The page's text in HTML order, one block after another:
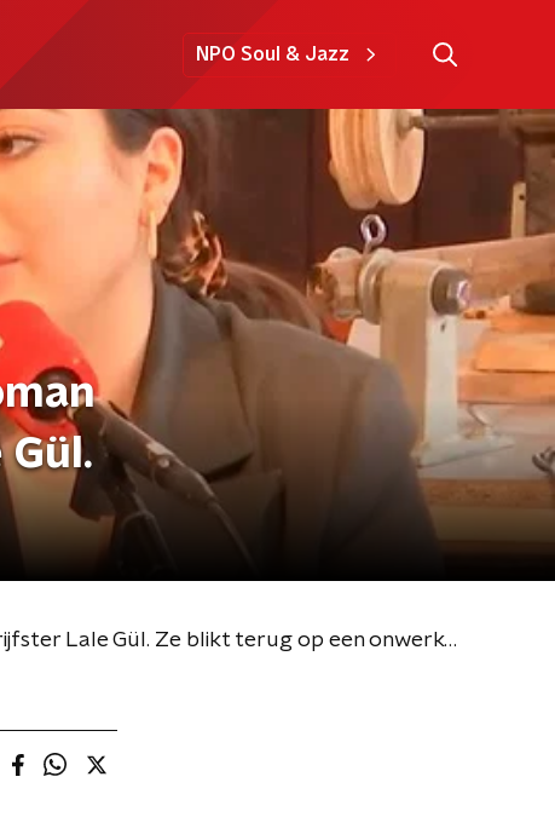
NPO Soul & Jazz
Een jaar na het verschijnen van haar debuutroman is alles anders in het leven van schrijfster Lale Gül. Ze blikt terug op een onwerkelijke tijd